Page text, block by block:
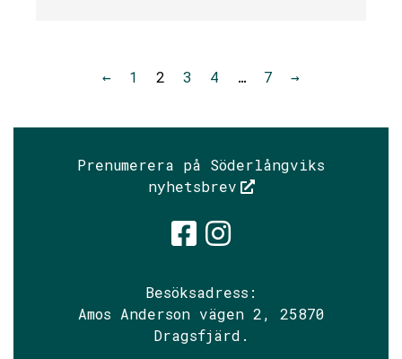
← 1 2 3 4 … 7 →
Prenumerera på Söderlångviks
nyhetsbrev
Besöksadress:
Amos Anderson vägen 2, 25870
Dragsfjärd.